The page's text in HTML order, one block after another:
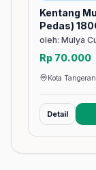
Kentang
Pedas)
oleh: Mulya
Rp 70.000
Kota
Detail